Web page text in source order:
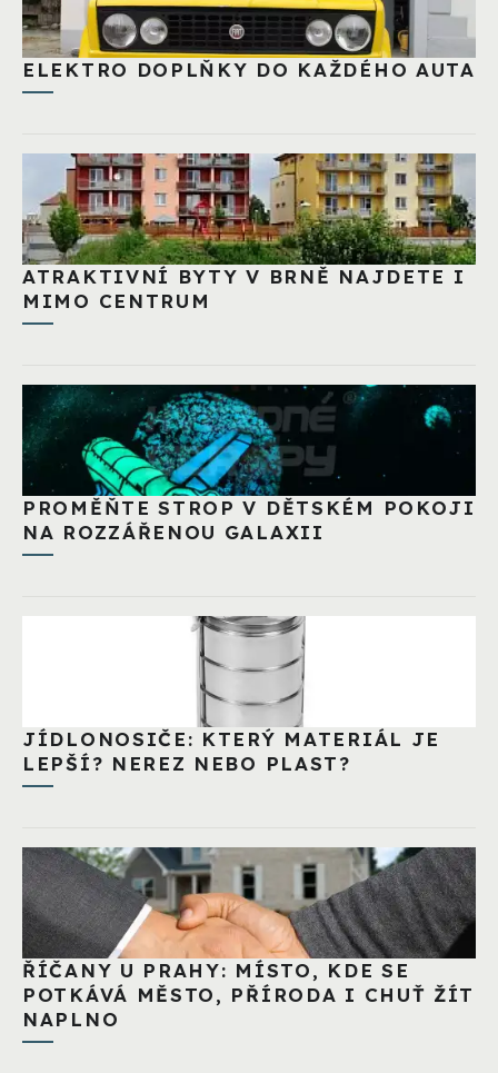
ELEKTRO DOPLŇKY DO KAŽDÉHO AUTA
ATRAKTIVNÍ BYTY V BRNĚ NAJDETE I
MIMO CENTRUM
PROMĚŇTE STROP V DĚTSKÉM POKOJI
NA ROZZÁŘENOU GALAXII
JÍDLONOSIČE: KTERÝ MATERIÁL JE
LEPŠÍ? NEREZ NEBO PLAST?
ŘÍČANY U PRAHY: MÍSTO, KDE SE
POTKÁVÁ MĚSTO, PŘÍRODA I CHUŤ ŽÍT
NAPLNO